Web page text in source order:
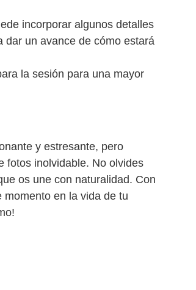
incorporar algunos detalles
dar un avance de cómo estará
la sesión para una mayor
y estresante, pero
fotos inolvidable. No olvides
os une con naturalidad. Con
en la vida de tu